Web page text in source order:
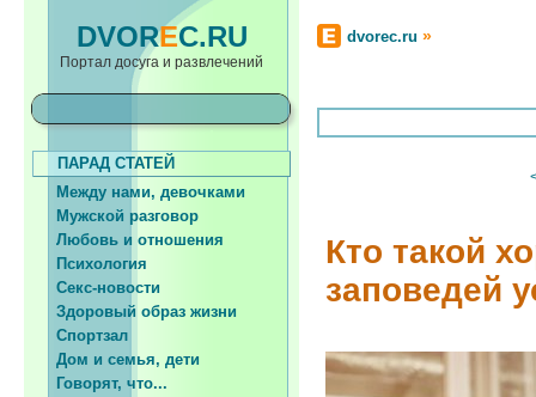
DVOREC.RU
Портал досуга и развлечений
dvorec.ru »
ПАРАД СТАТЕЙ
Между нами, девочками
Мужской разговор
Любовь и отношения
Психология
Секс-новости
Здоровый образ жизни
Спортзал
Дом и семья, дети
Говорят, что...
Кто такой
заповедей